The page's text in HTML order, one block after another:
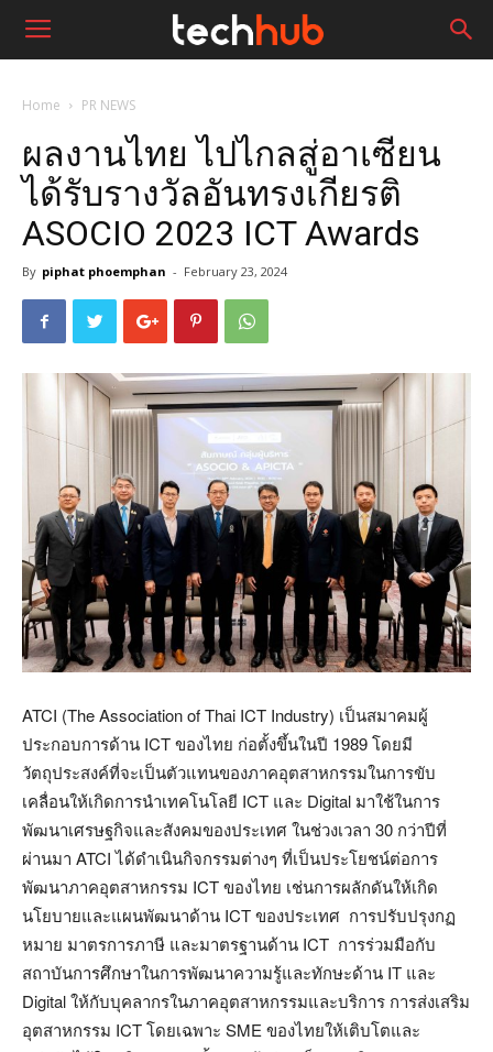
Home PR NEWS
ผลงานไทย ไปไกลสู่อาเซียน
ได้รับรางวัลอันทรงเกียรติ
ASOCIO 2023 ICT Awards
By piphat phoemphan - February 23, 2024
ATCI (The Association of Thai ICT Industry) เป็นสมาคมผู้
ประกอบการด้าน ICT ของไทย ก่อตั้งขึ้นในปี 1989 โดยมี
วัตถุประสงค์ที่จะเป็นตัวแทนของภาคอุตสาหกรรมในการขับ
เคลื่อนให้เกิดการนำเทคโนโลยี ICT และ Digital มาใช้ในการ
พัฒนาเศรษฐกิจและสังคมของประเทศ ในช่วงเวลา 30 กว่าปีที่
ผ่านมา ATCI ได้ดำเนินกิจกรรมต่างๆ ที่เป็นประโยชน์ต่อการ
พัฒนาภาคอุตสาหกรรม ICT ของไทย เช่นการผลักดันให้เกิด
นโยบายและแผนพัฒนาด้าน ICT ของประเทศ การปรับปรุงกฏ
หมาย มาตรการภาษี และมาตรฐานด้าน ICT การร่วมมือกับ
สถาบันการศึกษาในการพัฒนาความรู้และทักษะด้าน IT และ
Digital ให้กับบุคลากรในภาคอุตสาหกรรมและบริการ การส่งเสริม
อุตสาหกรรม ICT โดยเฉพาะ SME ของไทยให้เติบโตและ